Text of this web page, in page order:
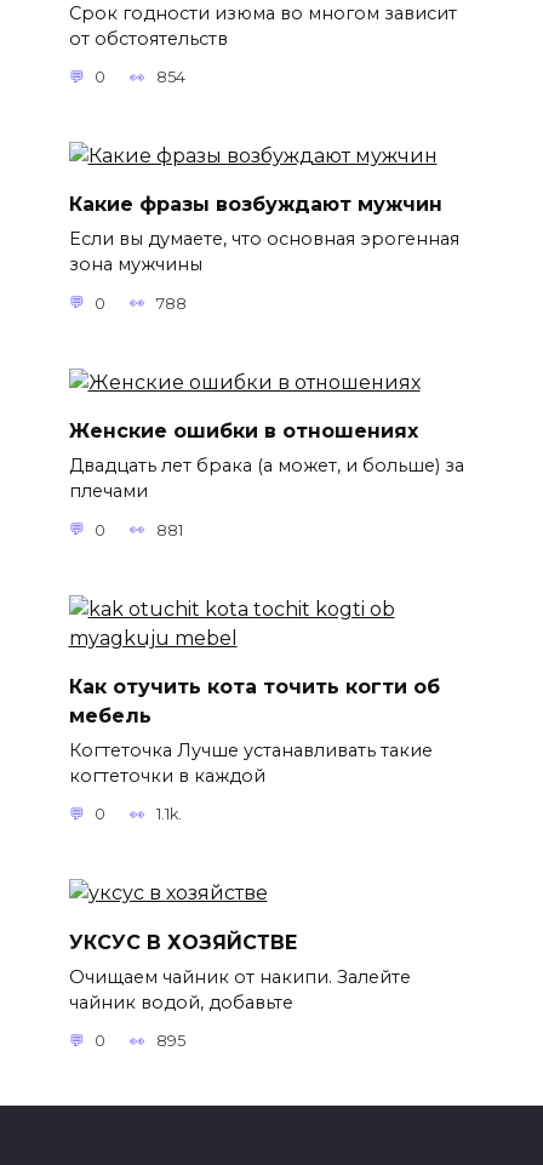
Срок годности изюма во многом зависит
от обстоятельств
0 854
Какие фразы возбуждают мужчин
Если вы думаете, что основная эрогенная
зона мужчины
0 788
Женские ошибки в отношениях
Двадцать лет брака (а может, и больше) за
плечами
0 881
Как отучить кота точить когти об
мебель
Когтеточка Лучше устанавливать такие
когтеточки в каждой
0 1.1k.
УКСУС В ХОЗЯЙСТВЕ
Очищаем чайник от накипи. Залейте
чайник водой, добавьте
0 895